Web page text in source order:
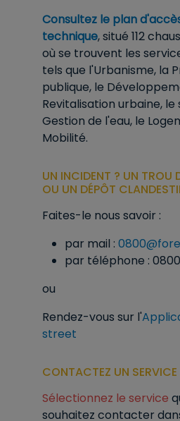
Consultez le plan
technique, situé 112
où se trouvent les
tels que l'Urbanisme, la
publique, le
Revitalisation urbaine, le
Gestion de l'eau, le
Mobilité.
UN INCIDENT ? UN TROU
OU UN DÉPÔT
Faites-le nous savoir :
par mail :
par téléphone :
ou
Rendez-vous sur l'
street
CONTACTEZ UN
Sélectionnez le service
souhaitez contacter